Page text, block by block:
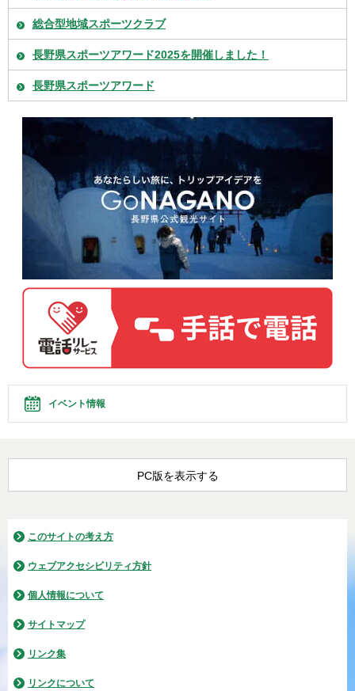
総合型地域スポーツクラブ
長野県スポーツアワード2025を開催しました！
長野県スポーツアワード
イベント情報
PC版を表示する
このサイトの考え方
ウェブアクセシビリティ方針
個人情報について
サイトマップ
リンク集
リンクについて